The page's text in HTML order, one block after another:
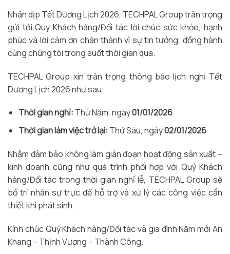
Nhân dịp Tết Dương Lịch 2026, TECHPAL Grouptrân trọng
gửi tới Quý Khách hàng/Đối tác lời chúc sức khỏe, hạnh
phúc và lời cảm ơn chân thành vì sự tin tưởng, đồng hành
cùng chúng tôi trong suốt thời gian qua.
TECHPAL Group xin trân trọng thông báo lịch nghỉ Tết
Dương Lịch 2026 như sau:
Thời gian nghỉ: Thứ Năm, ngày01/01/2026
Thời gian làm việc trở lại: Thứ Sáu, ngày02/01/2026
Nhằm đảm bảo không làm gián đoạn hoạt động sản xuất –
kinh doanh cũng như quá trình phối hợp với Quý Khách
hàng/Đối tác trong thời gian nghỉ lễ, TECHPAL Group sẽ
bố trí nhân sự trực để hỗ trợ và xử lý các công việc cần
thiết khi phát sinh.
Kính chúc Quý Khách hàng/Đối tác và gia đình Năm mới An
Khang – Thịnh Vượng – Thành Công.